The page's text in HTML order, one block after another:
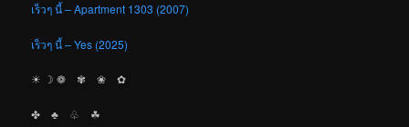
เร็วๆ นี้ – Apartment 1303 (2007)
เร็วๆ นี้ – Yes (2025)
☀︎ ☽ ❁ ✾ ❀ ✿
✤ ♣︎ ♧ ☘︎